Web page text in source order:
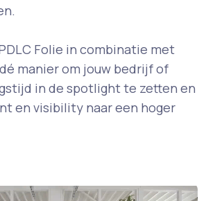
Folie in combinatie met
manier om jouw bedrijf of
in de spotlight te zetten en
en visibility naar een hoger